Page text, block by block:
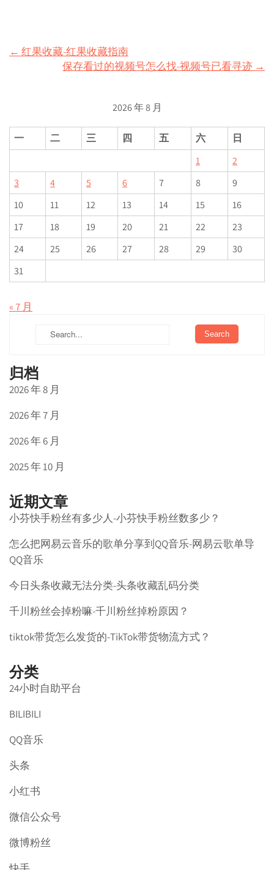
Post
navigation
← 红果收藏-红果收藏指南
保存看过的视频号怎么找-视频号已看寻迹 →
2026 年 8 月
一 二 三 四 五 六
日
1
2
3
4 5 6 7 8
9
10
11 12 13 14 15
16
17
18 19 20 21 22
23
24
25 26 27 28 29
30
31
« 7 月
归档
2026 年 8 月
2026 年 7 月
2026 年 6 月
2025 年 10 月
近期文章
小芬快手粉丝有多少人-小芬快手粉丝数多少？
怎么把网易云音乐的歌单分享到QQ音乐-网易云歌单导
QQ音乐
今日头条收藏无法分类-头条收藏乱码分类
千川粉丝会掉粉嘛-千川粉丝掉粉原因？
tiktok带货怎么发货的-TikTok带货物流方式？
分类
24小时自助平台
BILIBILI
QQ音乐
头条
小红书
微信公众号
微博粉丝